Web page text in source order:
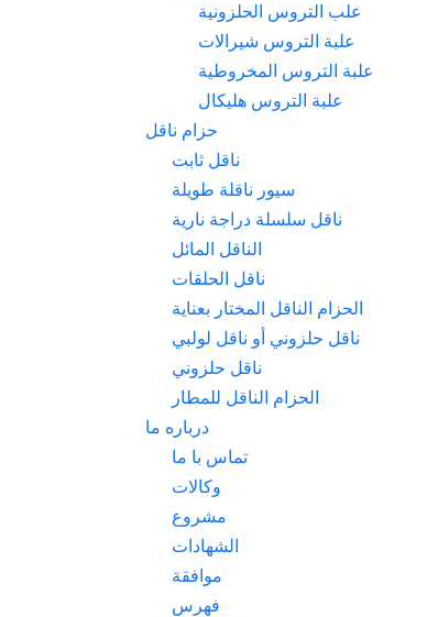
علب التروس الحلزونية
علبة التروس شيرالات
علبة التروس المخروطية
علبة التروس هلیکال
حزام ناقل
ناقل ثابت
سيور ناقلة طويلة
ناقل سلسلة دراجة نارية
الناقل المائل
ناقل الحلقات
الحزام الناقل المختار بعناية
ناقل حلزوني أو ناقل لولبي
ناقل حلزوني
الحزام الناقل للمطار
درباره ما
تماس با ما
وكالات
مشروع
الشهادات
موافقة
فهرس